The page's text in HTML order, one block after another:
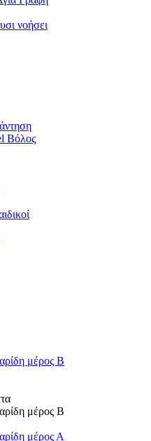
νοήσει
Βόλος
μέρος Β
μέρος Β
μέρος Α